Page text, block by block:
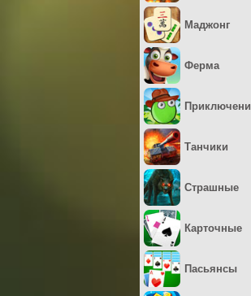
Маджонг
Ферма
Танчики
Страшные
Карточные
Пасьянсы